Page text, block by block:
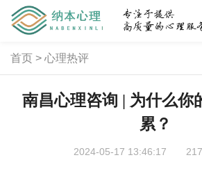
首页> 心理热评
南昌心理咨询 | 为什么你
累？
2024-05-17 13:46:17